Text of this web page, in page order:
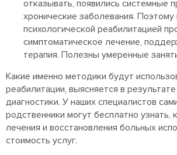
отказывать, появились системные
хронические заболевания.
психологической реабилитацией
симптоматическое лечение,
терапия. Полезны умеренные
Какие именно методики будут
реабилитации, выясняется в результате
диагностики. У наших специалистов
родственники могут бесплатно узнать,
лечения и восстановления больных
стоимость услуг.